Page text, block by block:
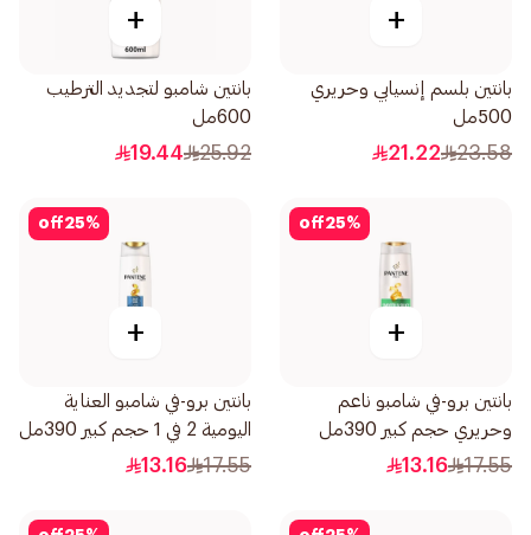
+
بانتين بلسم إنسيابي وحريري
500مل
23.58
21.22
+
بانتين شامبو لتجديد الترطيب
600مل
25.92
19.44
25%
off
+
بانتين برو-في شامبو ناعم
وحريري حجم كبير 390مل
17.55
13.16
25%
off
+
بانتين برو-في شامبو العناية
اليومية 2 في 1 حجم كبير 390مل
17.55
13.16